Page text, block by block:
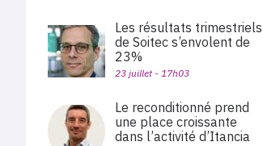
Les résultats trimestriels
de Soitec s’envolent de
23%
23 juillet - 17h03
Le reconditionné prend
une place croissante
dans l’activité d’Itancia